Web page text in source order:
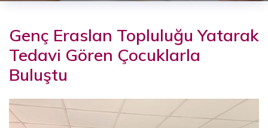
Genç Eraslan Topluluğu Yatarak
Tedavi Gören Çocuklarla
Buluştu